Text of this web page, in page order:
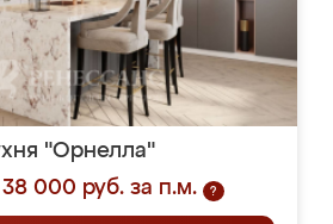
"Орнелла"
000 руб. за п.м.
?